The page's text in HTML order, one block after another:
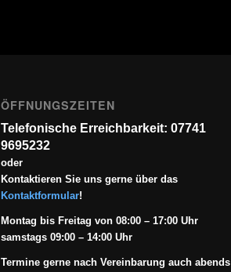
ÖFFNUNGSZEITEN
Telefonische Erreichbarkeit: 07741
9695232
oder
Kontaktieren Sie uns gerne über das
Kontaktformular!
Montag bis Freitag von 08:00 – 17:00 Uhr
samstags 09:00 – 14:00 Uhr
Termine gerne nach Vereinbarung auch abends